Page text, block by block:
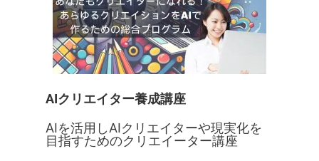
AIクリエイター養成講座
AIを活用しAIクリエイターや現実化を
目指すためのクリエイーター講座